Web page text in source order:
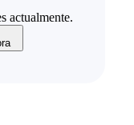
actualmente.